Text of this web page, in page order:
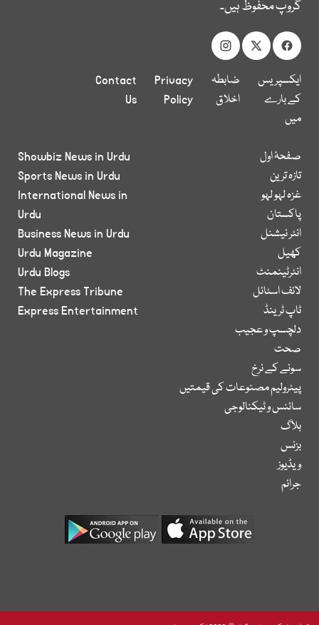
گروپ محفوظ ہیں۔
ایکسپریس
کے بارے
میں
ضابطہ
اخلاق
Privacy
Policy
Contact
Us
صفحۂ اول
تازہ ترین
غزہ لہو لہو
پاکستان
انٹر نیشنل
کھیل
انٹرٹینمنٹ
لائف اسٹائل
ٹاپ ٹرینڈ
دلچسپ و عجیب
صحت
سونے کے نرخ
پیٹرولیم مصنوعات کی قیمتیں
سائنس و ٹیکنالوجی
بلاگ
بزنس
ویڈیوز
جرائم
Showbiz News in Urdu
Sports News in Urdu
International News in
Urdu
Business News in Urdu
Urdu Magazine
Urdu Blogs
The Express Tribune
Express Entertainment